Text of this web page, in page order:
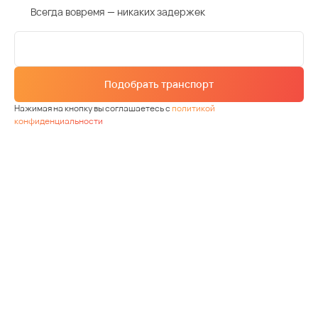
Всегда вовремя — никаких задержек
Подобрать транспорт
Нажимая на кнопку вы соглашаетесь сполитикой
конфиденциальности